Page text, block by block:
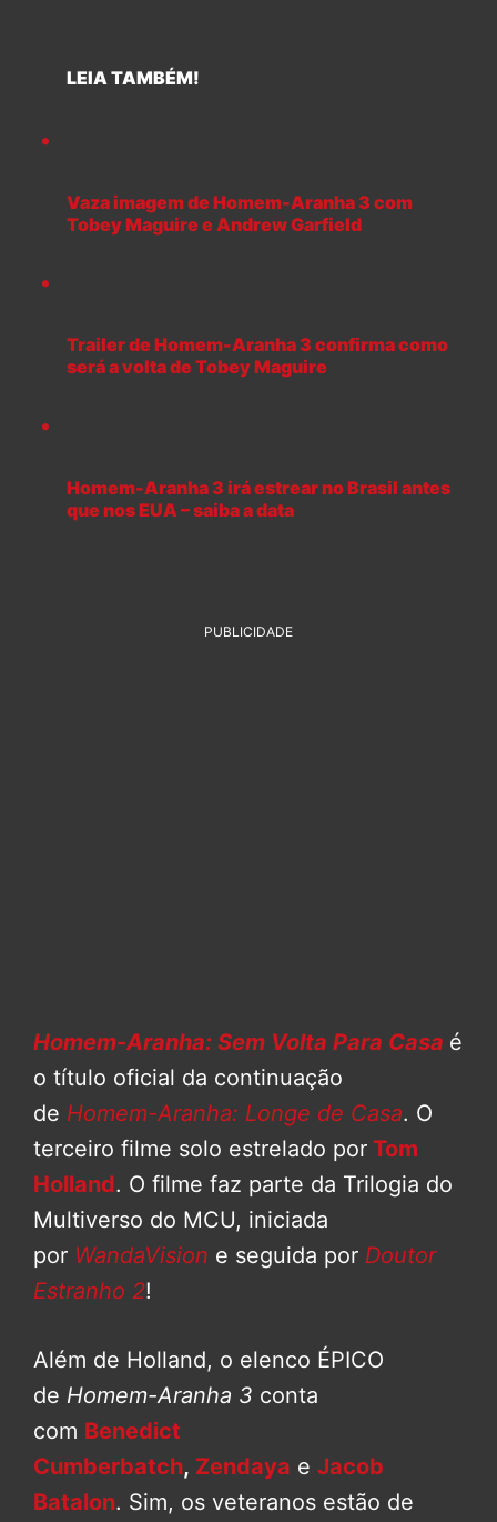
LEIA TAMBÉM!
Vaza imagem de Homem-Aranha 3 com
Tobey Maguire e Andrew Garfield
Trailer de Homem-Aranha 3 confirma como
será a volta de Tobey Maguire
Homem-Aranha 3 irá estrear no Brasil antes
que nos EUA – saiba a data
PUBLICIDADE
Homem-Aranha: Sem Volta Para Casa é
o título oficial da continuação
de Homem-Aranha: Longe de Casa. O
terceiro filme solo estrelado por Tom
Holland. O filme faz parte da Trilogia do
Multiverso do MCU, iniciada
por WandaVision e seguida por Doutor
Estranho 2!
Além de Holland, o elenco ÉPICO
de Homem-Aranha 3 conta
com Benedict
Cumberbatch, Zendaya e Jacob
Batalon. Sim, os veteranos estão de